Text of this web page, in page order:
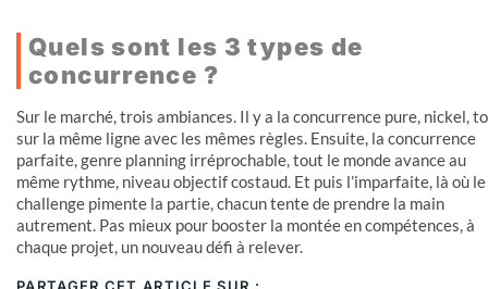
Quels sont les 3 types de
concurrence ?
Sur le marché, trois ambiances. Il y a la concurrence pure, nickel,
sur la même ligne avec les mêmes règles. Ensuite, la concurrence
parfaite, genre planning irréprochable, tout le monde avance au
même rythme, niveau objectif costaud. Et puis l’imparfaite, là où le
challenge pimente la partie, chacun tente de prendre la main
autrement. Pas mieux pour booster la montée en compétences, à
chaque projet, un nouveau défi à relever.
PARTAGER CET ARTICLE SUR :